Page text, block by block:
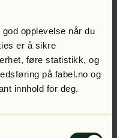
opplevelse når du
er å sikre
føre statistikk, og
på fabel.no og
innhold for deg.